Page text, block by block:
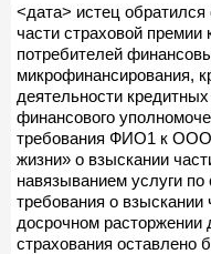
<дата> истец
части страховой
потребителей
микрофинансирования,
деятельности
финансового
требования ФИО1 к ООО
жизни» о взыскании
навязыванием услуги по
требования о взыскании
досрочном расторжении
страхования оставлено